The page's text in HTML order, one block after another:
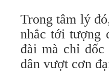
Trong tâm lý
nhắc tới tượng
đài mà chỉ
dân vượt cơn